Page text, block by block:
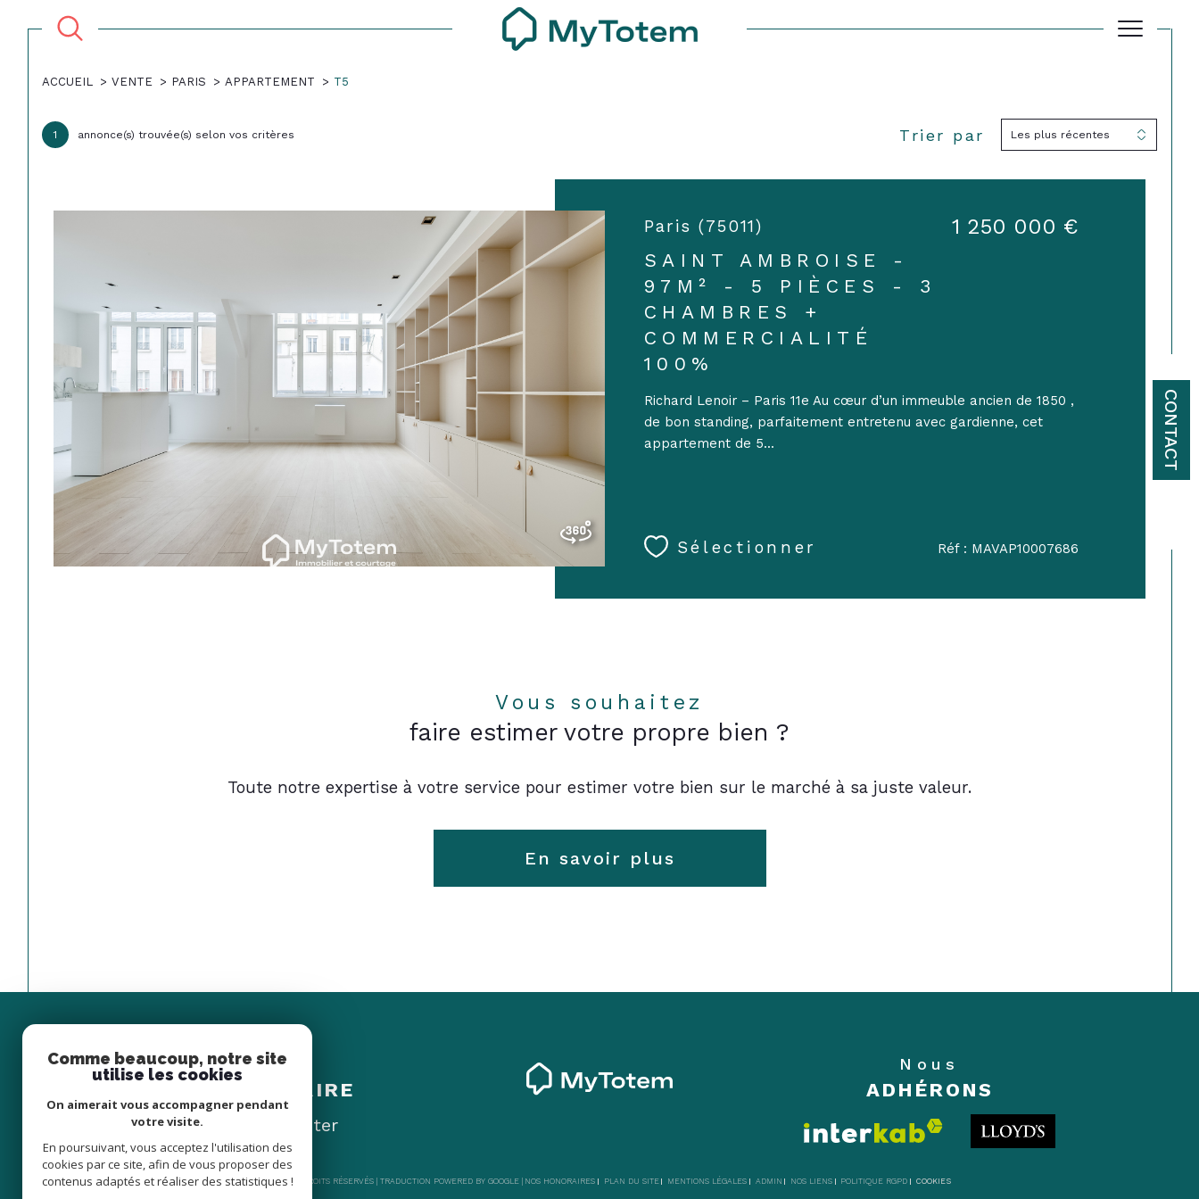
CONTACT
de l'immo pro
Voir les
Appartement 75001 - Paris 5 Pièces
ACCUEIL VENTE PARIS APPARTEMENT T5
1 annonce(s) trouvée(s) selon vos critères Trier par Les plus récentes
Paris (75011)
SAINT AMBROISE -
97M² - 5 PIÈCES - 3
CHAMBRES +
COMMERCIALITÉ
100%
1 250 000 €
Richard Lenoir – Paris 11e Au cœur d’un immeuble ancien de 1850 ,
de bon standing, parfaitement entretenu avec gardienne, cet
appartement de 5...
Sélectionner Réf : MAVAP10007686
Vous souhaitez
faire estimer votre propre bien ?
Toute notre expertise à votre service pour estimer votre bien sur le marché à sa juste valeur.
En savoir plus
Espace
PROPRIÉTAIRE
Se connecter
Nous
ADHÉRONS
© 2026 | TOUS DROITS RÉSERVÉS | TRADUCTION POWERED BY GOOGLE | NOS HONORAIRES PLAN DU SITE MENTIONS LÉGALES ADMIN NOS LIENS POLITIQUE RGPD COOKIES
Comme beaucoup, notre site
utilise les cookies
On aimerait vous accompagner pendant
votre visite.
En poursuivant, vous acceptez l'utilisation des
cookies par ce site, afin de vous proposer des
contenus adaptés et réaliser des statistiques !